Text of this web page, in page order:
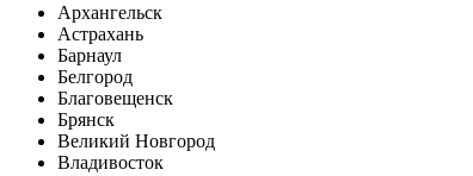
Архангельск
Астрахань
Барнаул
Белгород
Благовещенск
Брянск
Великий Новгород
Владивосток